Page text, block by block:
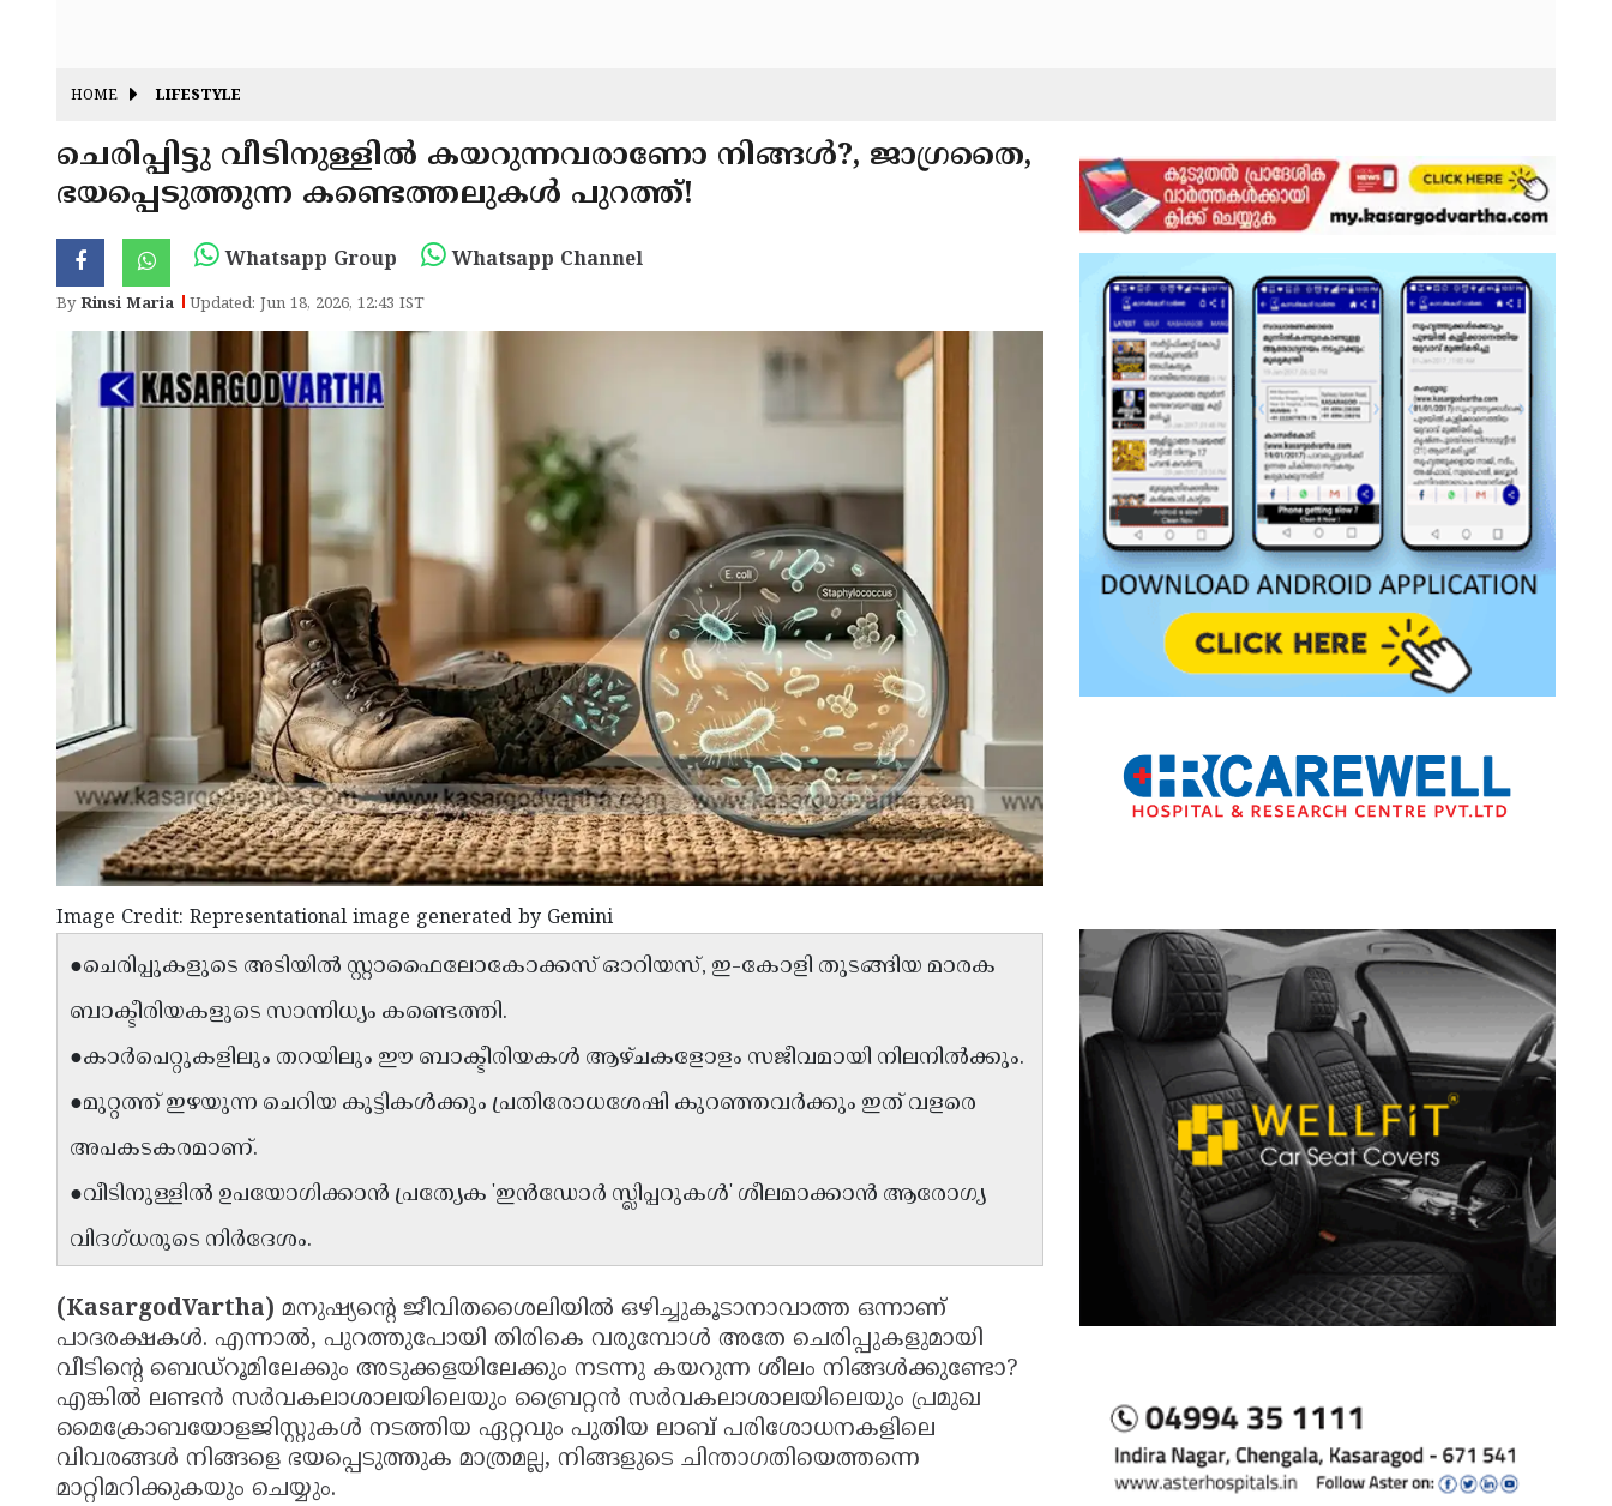
HOME LIFESTYLE
ചെരിപ്പിട്ടു വീടിനുള്ളിൽ കയറുന്നവരാണോ നിങ്ങൾ?, ജാഗ്രതൈ,
ഭയപ്പെടുത്തുന്ന കണ്ടെത്തലുകൾ പുറത്ത്!
Whatsapp Group Whatsapp Channel
ByRinsi Maria Updated: Jun 18, 2026, 12:43 IST
Image Credit: Representational image generated by Gemini
●ചെരിപ്പുകളുടെ അടിയിൽ സ്റ്റാഫൈലോകോക്കസ് ഓറിയസ്, ഇ-കോളി തുടങ്ങിയ മാരക
ബാക്ടീരിയകളുടെ സാന്നിധ്യം കണ്ടെത്തി.
●കാർപെറ്റുകളിലും തറയിലും ഈ ബാക്ടീരിയകൾ ആഴ്ചകളോളം സജീവമായി നിലനിൽക്കും.
●മുറ്റത്ത് ഇഴയുന്ന ചെറിയ കുട്ടികൾക്കും പ്രതിരോധശേഷി കുറഞ്ഞവർക്കും ഇത് വളരെ
അപകടകരമാണ്.
●വീടിനുള്ളിൽ ഉപയോഗിക്കാൻ പ്രത്യേക 'ഇൻഡോർ സ്ലിപ്പറുകൾ' ശീലമാക്കാൻ ആരോഗ്യ
വിദഗ്ധരുടെ നിർദേശം.
(KasargodVartha) മനുഷ്യൻ്റെ ജീവിതശൈലിയിൽ ഒഴിച്ചുകൂടാനാവാത്ത ഒന്നാണ്
പാദരക്ഷകൾ. എന്നാൽ, പുറത്തുപോയി തിരികെ വരുമ്പോൾ അതേ ചെരിപ്പുകളുമായി
വീടിൻ്റെ ബെഡ്റൂമിലേക്കും അടുക്കളയിലേക്കും നടന്നു കയറുന്ന ശീലം നിങ്ങൾക്കുണ്ടോ?
എങ്കിൽ ലണ്ടൻ സർവകലാശാലയിലെയും ബ്രൈറ്റൻ സർവകലാശാലയിലെയും പ്രമുഖ
മൈക്രോബയോളജിസ്റ്റുകൾ നടത്തിയ ഏറ്റവും പുതിയ ലാബ് പരിശോധനകളിലെ
വിവരങ്ങൾ നിങ്ങളെ ഭയപ്പെടുത്തുക മാത്രമല്ല, നിങ്ങളുടെ ചിന്താഗതിയെത്തന്നെ
മാറ്റിമറിക്കുകയും ചെയ്യും.